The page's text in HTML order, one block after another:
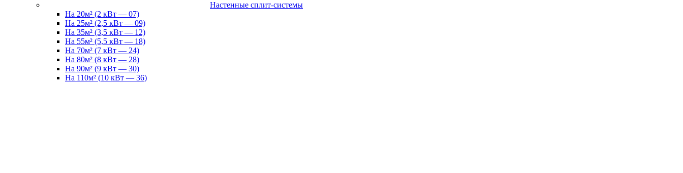
Настенные сплит-системы
На 20м² (2 кВт — 07)
На 25м² (2,5 кВт — 09)
На 35м² (3,5 кВт — 12)
На 55м² (5,5 кВт — 18)
На 70м² (7 кВт — 24)
На 80м² (8 кВт — 28)
На 90м² (9 кВт — 30)
На 110м² (10 кВт — 36)